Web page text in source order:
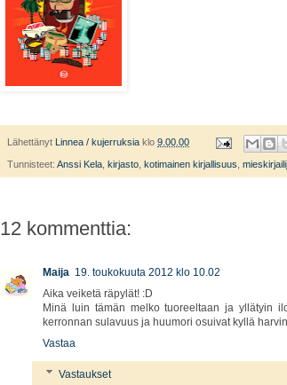
Lähettänyt Linnea / kujerruksia klo 9.00.00
Tunnisteet: Anssi Kela kirjasto kotimainen kirjallisuus
12 kommenttia:
Maija 19. toukokuuta 2012 klo 10.02
Aika veiketä räpylät! :D
Minä luin tämän melko tuoreeltaan ja yllätyin
kerronnan sulavuus ja huumori osuivat kyllä
Vastaa
Vastaukset